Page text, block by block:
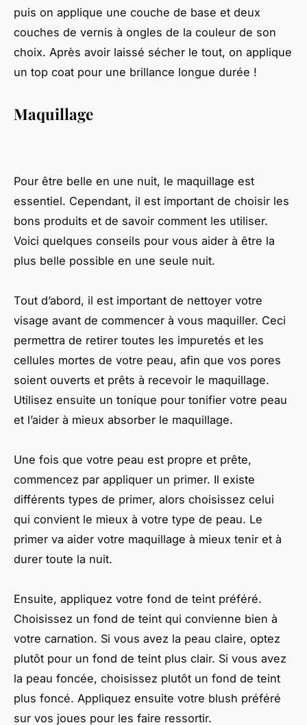
puis on applique une couche de base et deux
couches de vernis à ongles de la couleur de son
choix. Après avoir laissé sécher le tout, on applique
un top coat pour une brillance longue durée !
Maquillage
Pour être belle en une nuit, le maquillage est
essentiel. Cependant, il est important de choisir les
bons produits et de savoir comment les utiliser.
Voici quelques conseils pour vous aider à être la
plus belle possible en une seule nuit.
Tout d’abord, il est important de nettoyer votre
visage avant de commencer à vous maquiller. Ceci
permettra de retirer toutes les impuretés et les
cellules mortes de votre peau, afin que vos pores
soient ouverts et prêts à recevoir le maquillage.
Utilisez ensuite un tonique pour tonifier votre peau
et l’aider à mieux absorber le maquillage.
Une fois que votre peau est propre et prête,
commencez par appliquer un primer. Il existe
différents types de primer, alors choisissez celui
qui convient le mieux à votre type de peau. Le
primer va aider votre maquillage à mieux tenir et à
durer toute la nuit.
Ensuite, appliquez votre fond de teint préféré.
Choisissez un fond de teint qui convienne bien à
votre carnation. Si vous avez la peau claire, optez
plutôt pour un fond de teint plus clair. Si vous avez
la peau foncée, choisissez plutôt un fond de teint
plus foncé. Appliquez ensuite votre blush préféré
sur vos joues pour les faire ressortir.